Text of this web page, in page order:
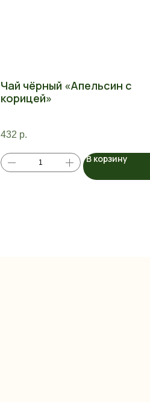
Чай чёрный «Апельсин с
корицей»
432 р.
В корзину